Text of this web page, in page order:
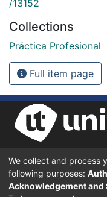
/13152
Collections
Práctica Profesional
Full item page
UNIVERSIDAD
BOULEVARD KENNEDY, V-
TEGUCIGALPA, FRANCISCO
We collect and process
following purposes:
Acknowledgement and